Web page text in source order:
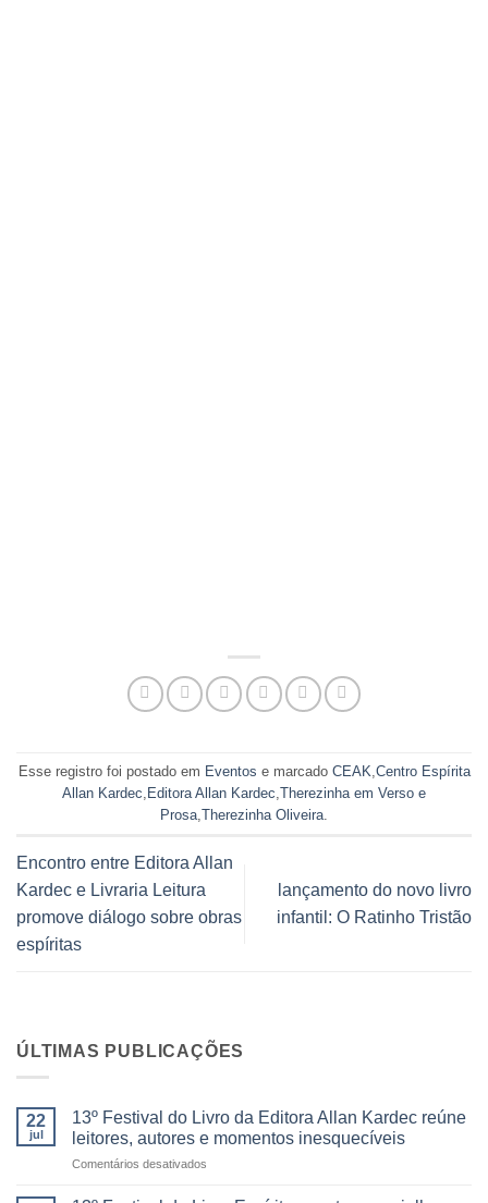
Esse registro foi postado em Eventos e marcado CEAK Centro Espírita
Allan Kardec Editora Allan Kardec Therezinha em Verso e
Prosa Therezinha Oliveira
Encontro entre Editora Allan
Kardec e Livraria Leitura
promove diálogo sobre obras
espíritas
lançamento do novo livro
infantil: O Ratinho Tristão
ÚLTIMAS PUBLICAÇÕES
22
jul
13º Festival do Livro da Editora Allan Kardec reúne
leitores, autores e momentos inesquecíveis
Comentários desativados
Festival